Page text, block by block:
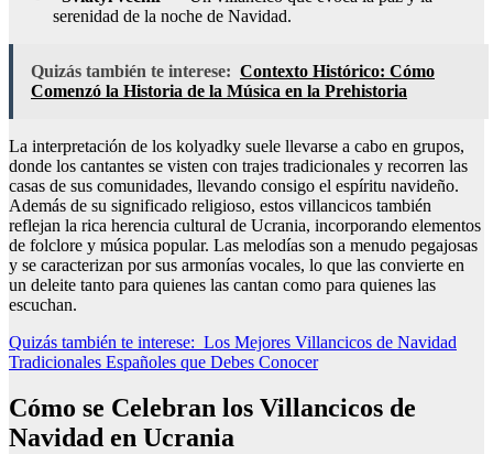
serenidad de la noche de Navidad.
Quizás también te interese: Contexto Histórico: Cómo
Comenzó la Historia de la Música en la Prehistoria
La interpretación de los kolyadky suele llevarse a cabo en grupos,
donde los cantantes se visten con trajes tradicionales y recorren las
casas de sus comunidades, llevando consigo el espíritu navideño.
Además de su significado religioso, estos villancicos también
reflejan la rica herencia cultural de Ucrania, incorporando elementos
de folclore y música popular. Las melodías son a menudo pegajosas
y se caracterizan por sus armonías vocales, lo que las convierte en
un deleite tanto para quienes las cantan como para quienes las
escuchan.
Quizás también te interese: Los Mejores Villancicos de Navidad
Tradicionales Españoles que Debes Conocer
Cómo se Celebran los Villancicos de
Navidad en Ucrania